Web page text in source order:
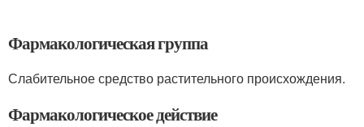
Фармакологическая группа
Слабительное средство растительного происхождения.
Фармакологическое действие